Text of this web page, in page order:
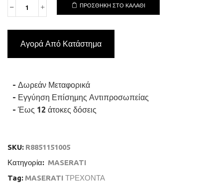
MASERATI
ATTRAZIONE
Ρολόι
ΠΡΟΣΘΉΚΗ ΣΤΟ ΚΑΛΆΘΙ
Αγορά Από Κατάστημα
- Δωρεάν Μεταφορικά
- Εγγύηση Επίσημης Αντιπροσωπείας
- Έως 12 άτοκες δόσεις
SKU: R8851151005
Κατηγορία: MASERATI
Tag: MASERATI ΤΡΕΧΟΝΤΑ